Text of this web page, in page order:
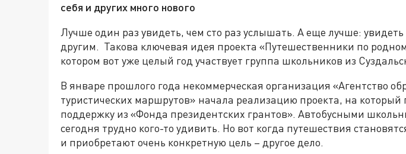
себя и других много нового
Лучше один раз увидеть, чем сто раз услышать. А еще лучше: увидеть
другим. Такова ключевая идея проекта «Путешественники по
котором вот уже целый год участвует группа школьников из
В январе прошлого года некоммерческая организация «Агентство
туристических маршрутов» начала реализацию проекта, на который
поддержку из «Фонда президентских грантов». Автобусными
сегодня трудно кого-то удивить. Но вот когда путешествия
и приобретают очень конкретную цель – другое дело.